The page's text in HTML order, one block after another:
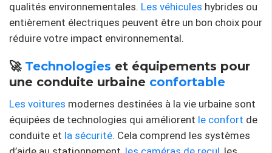
qualités environnementales. Les véhicules hybrides ou
entièrement électriques peuvent être un bon choix pour
réduire votre impact environnemental.
🚀 Technologies et équipements pour
une conduite urbaine confortable
Les voitures modernes destinées à la vie urbaine sont
équipées de technologies qui améliorent le confort de
conduite et la sécurité. Cela comprend les systèmes